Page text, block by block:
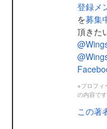
登録メ
を募集
頂きた
※プロフィ
の内容です
この著